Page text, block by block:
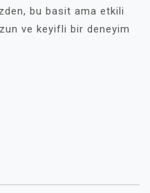
bu basit ama etkili
ve keyifli bir deneyim